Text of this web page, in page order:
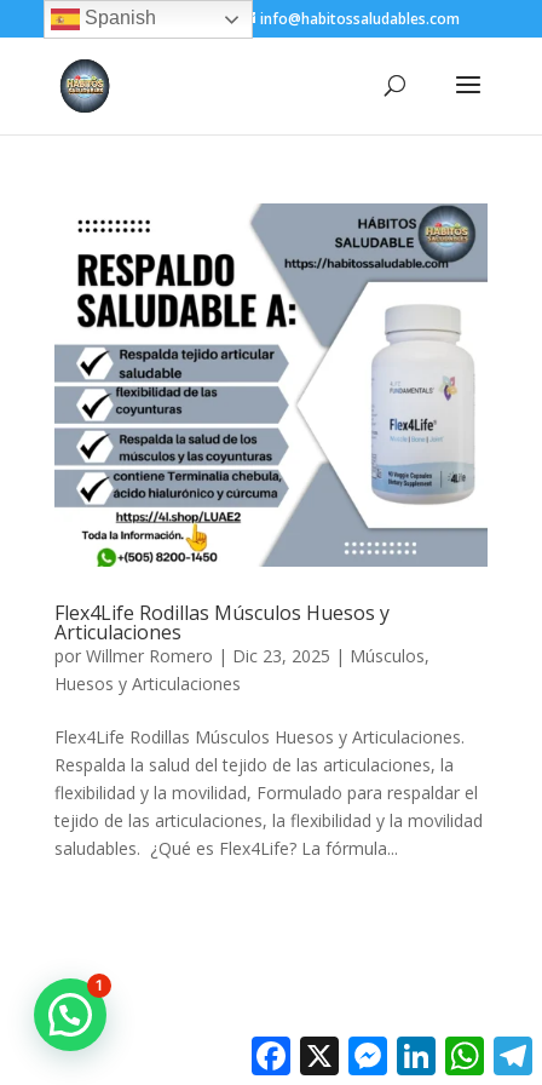
+(505) 8200-1450 info@habitossaludables.com
Flex4Life Rodillas Músculos Huesos y
Articulaciones
por Willmer Romero | Dic 23, 2025 | Músculos,
Huesos y Articulaciones
Flex4Life Rodillas Músculos Huesos y Articulaciones.
Respalda la salud del tejido de las articulaciones, la
flexibilidad y la movilidad, Formulado para respaldar el
tejido de las articulaciones, la flexibilidad y la movilidad
saludables. ¿Qué es Flex4Life? La fórmula...
Facebook Messenger
LinkedIn
Spanish
1